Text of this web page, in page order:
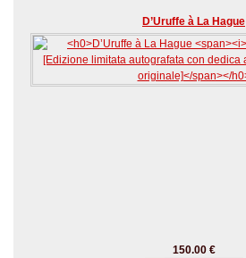
D’Uruffe à La Hague
150.00 €